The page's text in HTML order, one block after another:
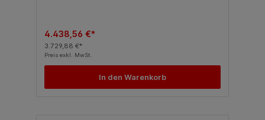
4.438,56 €*
3.729,88 €*
Preis exkl. MwSt.
In den Warenkorb